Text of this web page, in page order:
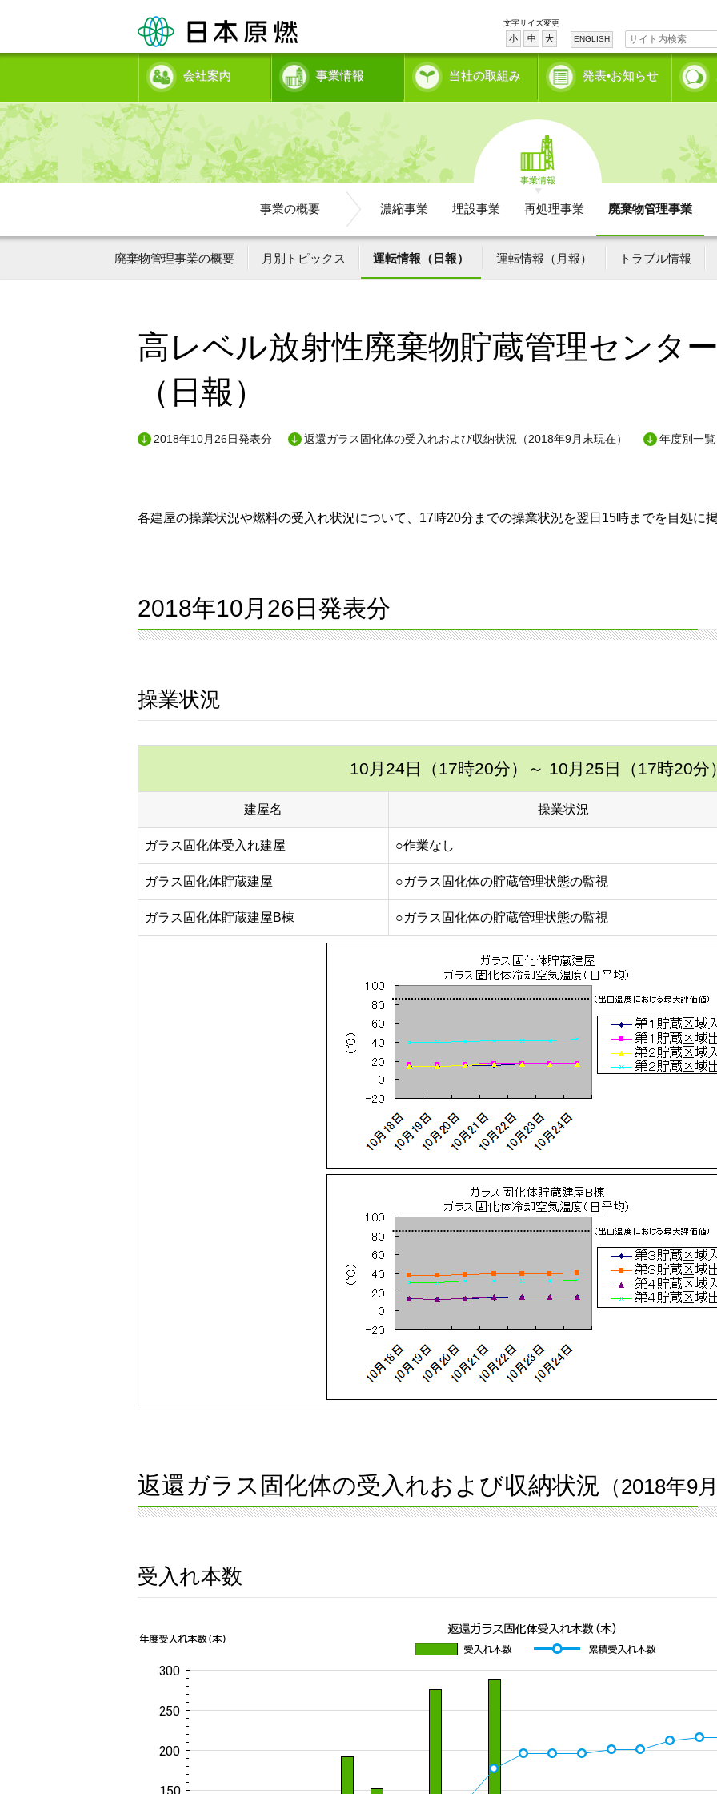
文字サイズ変更
小 中 大 ENGLISH
会社案内 事業情報 当社の取組み 発表•お知らせ
事業情報
事業の概要 濃縮事業 埋設事業 再処理事業 廃棄物管理事業
廃棄物管理事業の概要 月別トピックス 運転情報（日報） 運転情報（月報） トラブル情報
高レベル放射性廃棄物貯蔵管理センタ
（日報）
2018年10月26日発表分 返還ガラス固化体の受入れおよび収納状況（2018年9月末現在） 年度別一覧
各建屋の操業状況や燃料の受入れ状況について、17時20分までの操業状況を翌日15時までを目処に
2018年10月26日発表分
操業状況
10月24日（17時20分） ～ 10月25日（17時20分
建屋名 操業状況
ガラス固化体受入れ建屋 ○作業なし
ガラス固化体貯蔵建屋 ○ガラス固化体の貯蔵管理状態の監視
ガラス固化体貯蔵建屋B棟 ○ガラス固化体の貯蔵管理状態の監視
返還ガラス固化体の受入れおよび収納状況 （2018年9
受入れ本数